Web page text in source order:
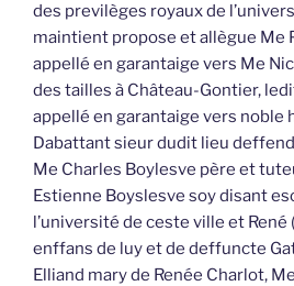
des previlèges royaux de
maintient propose et allègue Me
appellé en garantaige vers Me
des tailles à Château-Gontier,
appellé en garantaige vers noble
Dabattant sieur dudit lieu
Me Charles Boylesve père et
Estienne Boyslesve soy disant
l’université de ceste ville et René
enffans de luy et de deffuncte
Elliand mary de Renée Charlot,